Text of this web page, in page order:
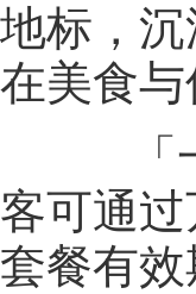
地标，
在美食
「一
客可通
套餐有